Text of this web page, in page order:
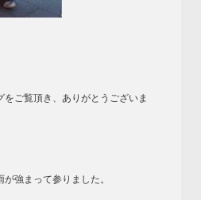
ご覧頂き、ありがとうございま
強まって参りました。